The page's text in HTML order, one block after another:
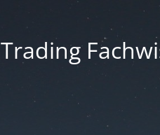
Trading